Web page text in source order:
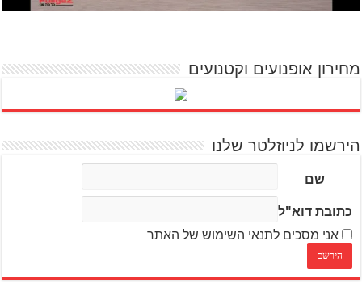
מחירון אופנועים וקטנועים
הירשמו לניוזלטר שלנו
שם
כתובת דוא"ל
אני מסכים לתנאי השימוש של האתר